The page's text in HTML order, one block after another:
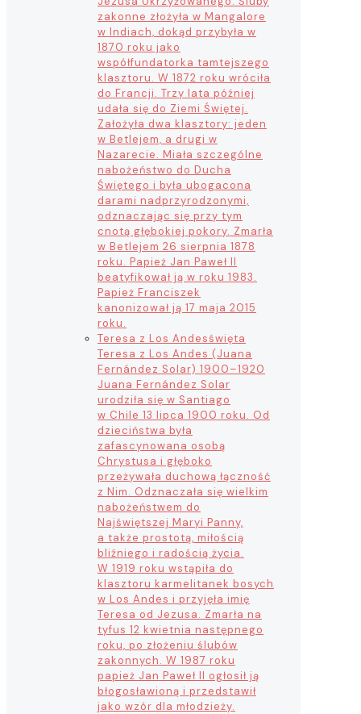
zakonne złożyła w Mangalore
w Indiach, dokąd przybyła w
1870 roku jako
współfundatorka tamtejszego
klasztoru. W 1872 roku wróciła
do Francji. Trzy lata później
udała się do Ziemi Świętej.
Założyła dwa klasztory: jeden
w Betlejem, a drugi w
Nazarecie. Miała szczególne
nabożeństwo do Ducha
Świętego i była ubogacona
darami nadprzyrodzonymi,
odznaczając się przy tym
cnotą głębokiej pokory. Zmarła
w Betlejem 26 sierpnia 1878
roku. Papież Jan Paweł II
beatyfikował ją w roku 1983.
Papież Franciszek
kanonizował ją 17 maja 2015
roku.
Teresa z Los Andesświęta
Teresa z Los Andes (Juana
Fernández Solar) 1900–1920
Juana Fernández Solar
urodziła się w Santiago
w Chile 13 lipca 1900 roku. Od
dzieciństwa była
zafascynowana osobą
Chrystusa i głęboko
przeżywała duchową łączność
z Nim. Odznaczała się wielkim
nabożeństwem do
Najświętszej Maryi Panny,
a także prostotą, miłością
bliźniego i radością życia.
W 1919 roku wstąpiła do
klasztoru karmelitanek bosych
w Los Andes i przyjęła imię
Teresa od Jezusa. Zmarła na
tyfus 12 kwietnia następnego
roku, po złożeniu ślubów
zakonnych. W 1987 roku
papież Jan Paweł II ogłosił ją
błogosławioną i przedstawił
jako wzór dla młodzieży.